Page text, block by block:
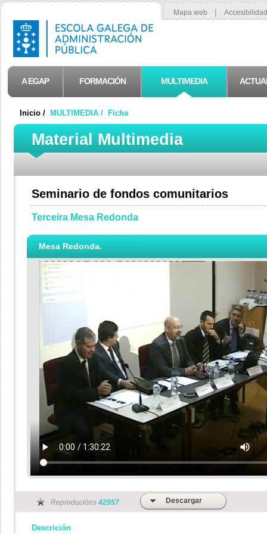
Mapa web |
A EGAP FORMACIÓN MULTIMEDIA
Inicio / MULTIMEDIA / Ficha
Material Multimedia
Seminario de fondos comunitarios
Terceira Mesa Redonda
Mesa Redonda.
Reproducións 42957 Descargar
Descrición